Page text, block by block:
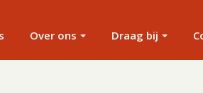
Over ons Draag bij